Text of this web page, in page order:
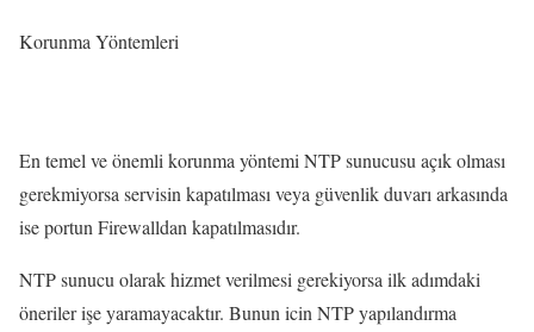
Korunma Yöntemleri
En temel ve önemli korunma yöntemi NTP sunucusu açık olması
gerekmiyorsa servisin kapatılması veya güvenlik duvarı arkasında
ise portun Firewalldan kapatılmasıdır.
NTP sunucu olarak hizmet verilmesi gerekiyorsa ilk adımdaki
öneriler işe yaramayacaktır. Bunun icin NTP yapılandırma